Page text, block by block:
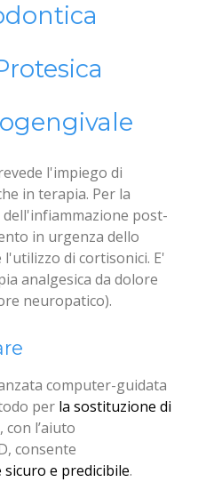
l'impiego di
in terapia. Per la
post-
in urgenza dello
di cortisonici. E'
analgesica da dolore
neuropatico).
chirurgia orale è una
racchiude tutti quegli
risoluzione di
non possono essere
o semplici
computer-guidata
per la sostituzione di
con l’aiuto
consente
e predicibile.